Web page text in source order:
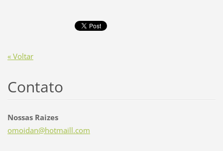
« Voltar
Contato
Nossas Raizes
omoidan@hotmaill.com